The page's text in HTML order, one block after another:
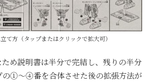
て方（タップまたはクリックで拡大可）
め説明書は半分で完結し、残りの半分
の①～④番を合体させた後の拡張方法が